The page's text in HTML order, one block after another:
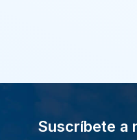
Suscríbete a